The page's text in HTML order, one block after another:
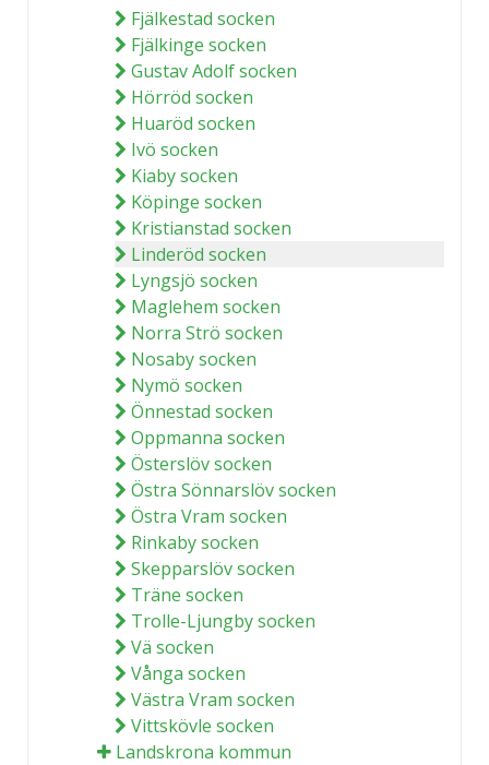
Fjälkestad socken
Fjälkinge socken
Gustav Adolf socken
Hörröd socken
Huaröd socken
Ivö socken
Kiaby socken
Köpinge socken
Kristianstad socken
Linderöd socken
Lyngsjö socken
Maglehem socken
Norra Strö socken
Nosaby socken
Nymö socken
Önnestad socken
Oppmanna socken
Österslöv socken
Östra Sönnarslöv socken
Östra Vram socken
Rinkaby socken
Skepparslöv socken
Träne socken
Trolle-Ljungby socken
Vä socken
Vånga socken
Västra Vram socken
Vittskövle socken
Landskrona kommun